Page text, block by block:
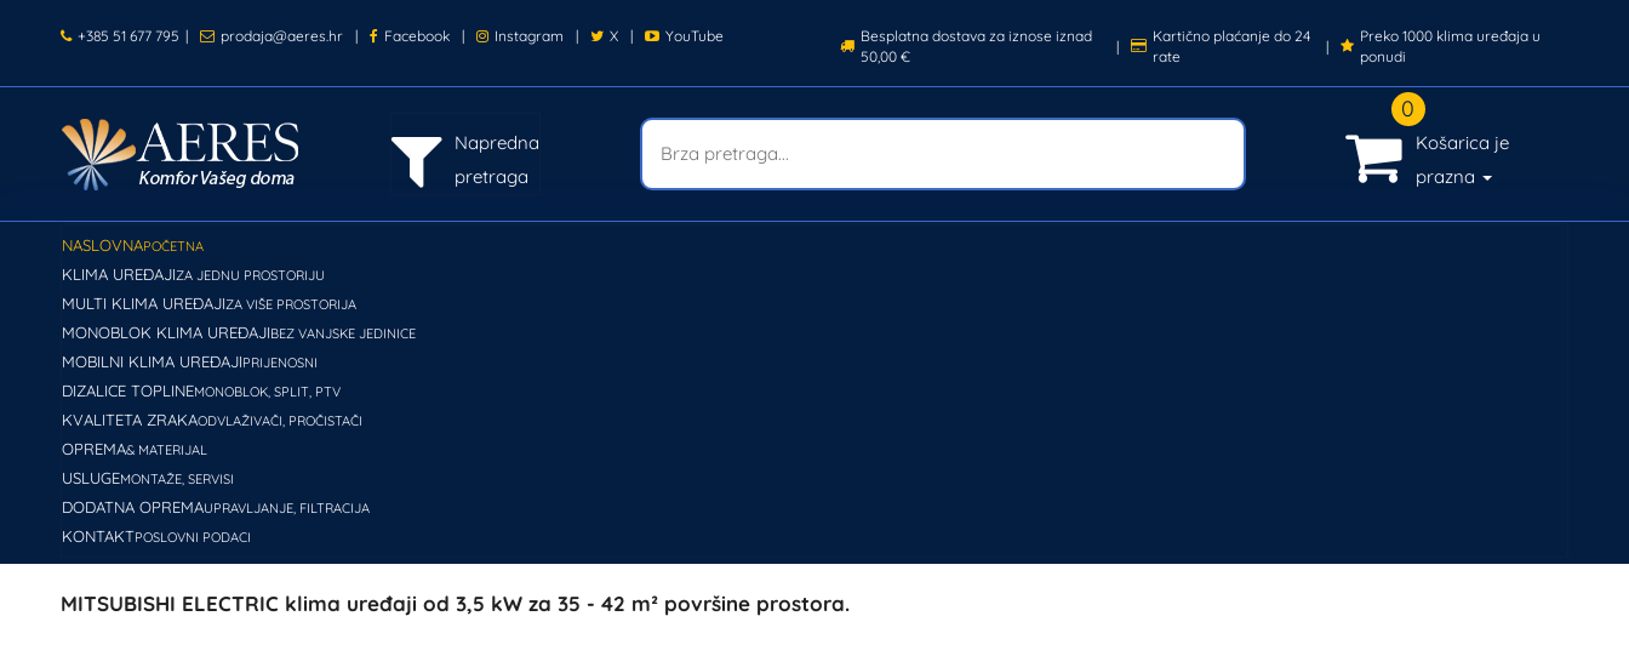
+385 51 677 795 | prodaja@aeres.hr | Facebook | Instagram | X | YouTube
Besplatna dostava za iznose iznad
50,00 €
|
Kartično plaćanje do 24
rate
|
Preko 1000 klima uređaja u
ponudi
Napredna
pretraga
0
Košarica je
prazna
NASLOVNAPOČETNA
KLIMA UREĐAJIZA JEDNU PROSTORIJU
MULTI KLIMA UREĐAJIZA VIŠE PROSTORIJA
MONOBLOK KLIMA UREĐAJIBEZ VANJSKE JEDINICE
MOBILNI KLIMA UREĐAJIPRIJENOSNI
DIZALICE TOPLINEMONOBLOK, SPLIT, PTV
KVALITETA ZRAKAODVLAŽIVAČI, PROČISTAČI
OPREMA& MATERIJAL
USLUGEMONTAŽE, SERVISI
DODATNA OPREMAUPRAVLJANJE, FILTRACIJA
KONTAKTPOSLOVNI PODACI
MITSUBISHI ELECTRIC klima uređaji od 3,5 kW za 35 - 42 m² površine prostora.